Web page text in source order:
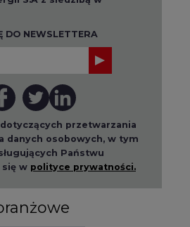
przetwarzania
danych osobowych, w tym
Państwu
się w polityce prywatności.